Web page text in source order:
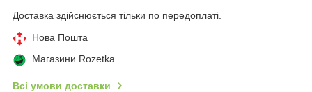
Доставка здійснюється тільки по передоплаті.
Нова Пошта
Магазини Rozetka
Всі умови доставки